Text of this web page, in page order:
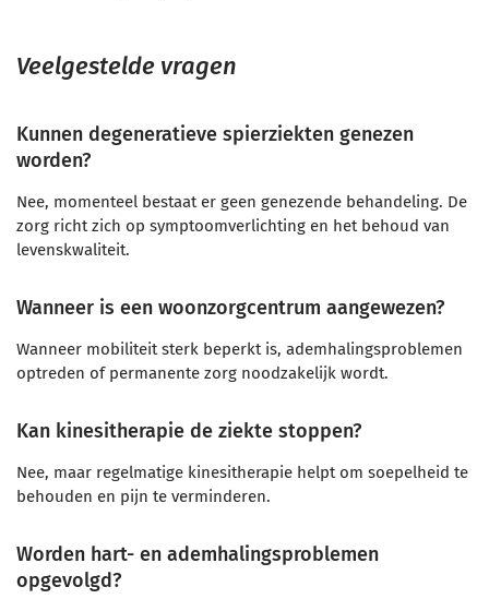
Veelgestelde vragen
Kunnen degeneratieve spierziekten genezen
worden?
Nee, momenteel bestaat er geen genezende behandeling. De
zorg richt zich op symptoomverlichting en het behoud van
levenskwaliteit.
Wanneer is een woonzorgcentrum aangewezen?
Wanneer mobiliteit sterk beperkt is, ademhalingsproblemen
optreden of permanente zorg noodzakelijk wordt.
Kan kinesitherapie de ziekte stoppen?
Nee, maar regelmatige kinesitherapie helpt om soepelheid te
behouden en pijn te verminderen.
Worden hart- en ademhalingsproblemen
opgevolgd?